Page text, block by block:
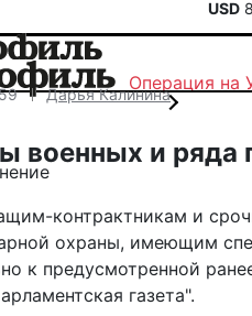
USD
Операция на
Дарья Калинина
военных и ряда
контрактникам и
охраны, имеющим
к предусмотренной
газета".